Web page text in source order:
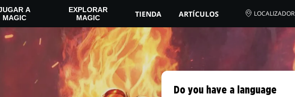
A
MAGIC
EXPLORAR
MAGIC
TIENDA ARTÍCULOS LOCALIZADOR
Do you have a language